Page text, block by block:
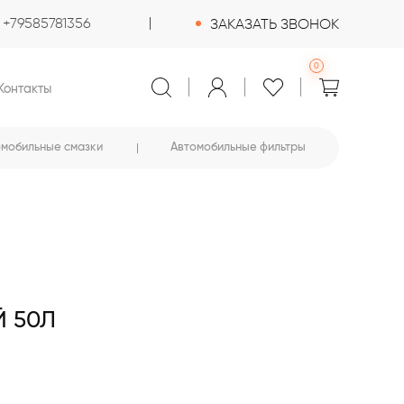
+79585781356 ЗАКАЗАТЬ ЗВОНОК
0
смазки Автомобильные фильтры
50Л